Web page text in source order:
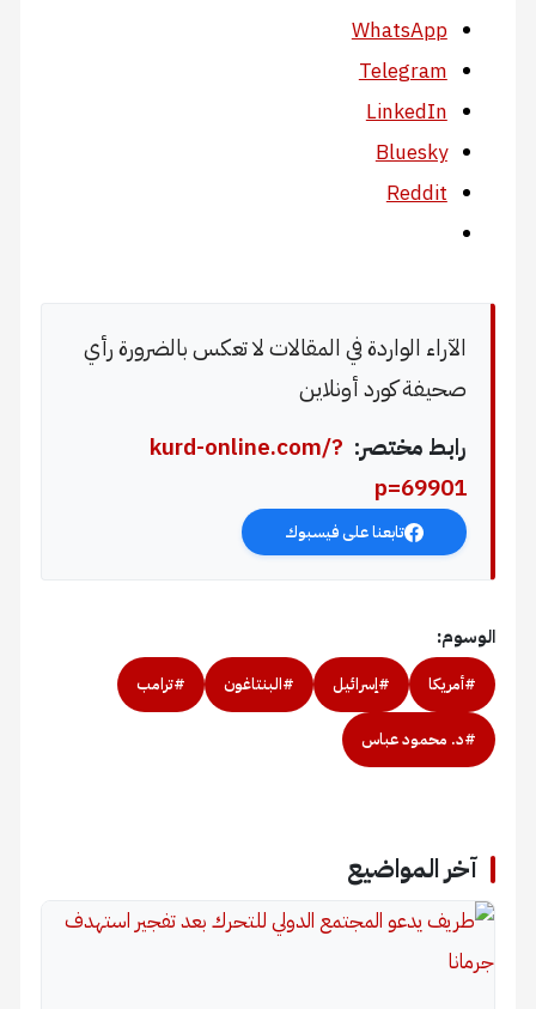
WhatsApp
Telegram
LinkedIn
Bluesky
Reddit
الآراء الواردة في المقالات لا تعكس بالضرورة رأي
صحيفة كورد أونلاين
رابط مختصر: kurd-online.com/?
p=69901
تابعنا على فيسبوك
الوسوم:
#أمريكا #إسرائيل #البنتاغون #ترامب
#د. محمود عباس
آخر المواضيع